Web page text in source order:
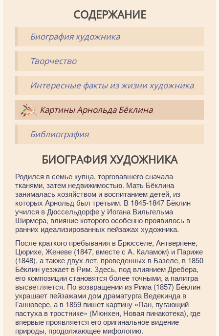
СОДЕРЖАНИЕ
Биография художника
Творчество
Интересные факты из жизни художника
Картины Арнольда Бёклина
Библиография
БИОГРАФИЯ ХУДОЖНИКА
Родился в семье купца, торговавшего сначала
тканями, затем недвижимостью. Мать Бёклина
занималась хозяйством и воспитанием детей, из
которых Арнольд был третьим. В 1845-1847 Бёклин
учился в Дюссельдорфе у Иогана Вильгельма
Ширмера, влияние которого особенно проявилось в
ранних идеализированных пейзажах художника.
После краткого пребывания в Брюсселе, Антверпене,
Цюрихе, Женеве (1847, вместе с А. Каламом) и Париже
(1848), а также двух лет, проведенных в Базеле, в 1850
Бёклин уезжает в Рим. Здесь, под влиянием Дребера,
его композиции становятся более точными, а палитра
высветляется. По возвращении из Рима (1857) Бёклин
украшает пейзажами дом драматурга Ведекинда в
Ганновере, а в 1859 пишет картину «Пан, пугающий
пастуха в тростнике» (Мюнхен, Новая пинакотека), где
впервые проявляется его оригинальное видение
природы, продолжающее мифологию.